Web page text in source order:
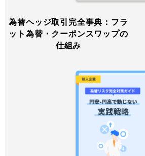
為替ヘッジ取引完全事典：フラ
ット為替・クーポンスワップの
仕組み